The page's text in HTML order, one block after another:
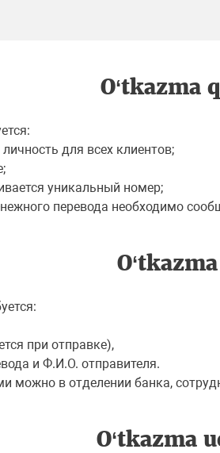
O‘tkazma
для всех клиентов;
уникальный номер;
перевода необходимо
при отправке),
и Ф.И.О. отправителя.
можно в отделении банка,
O‘tkazma